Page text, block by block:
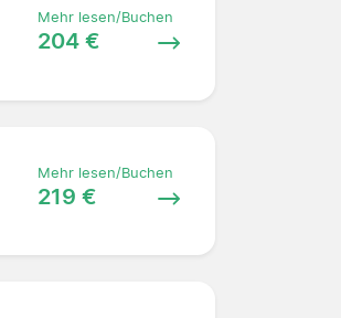
Mehr lesen/Buchen
204 €
Mehr lesen/Buchen
219 €